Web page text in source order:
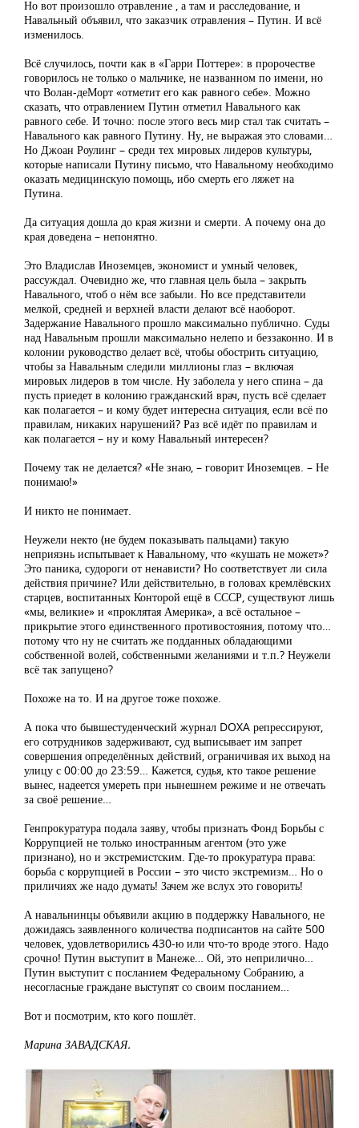
Но вот произошло отравление , а там и расследование, и
Навальный объявил, что заказчик отравления – Путин. И всё
изменилось.
Всё случилось, почти как в «Гарри Поттере»: в пророчестве
говорилось не только о мальчике, не названном по имени, но
что Волан-деМорт «отметит его как равного себе». Можно
сказать, что отравлением Путин отметил Навального как
равного себе. И точно: после этого весь мир стал так считать –
Навального как равного Путину. Ну, не выражая это словами…
Но Джоан Роулинг – среди тех мировых лидеров культуры,
которые написали Путину письмо, что Навальному необходимо
оказать медицинскую помощь, ибо смерть его ляжет на
Путина.
Да ситуация дошла до края жизни и смерти. А почему она до
края доведена – непонятно.
Это Владислав Иноземцев, экономист и умный человек,
рассуждал. Очевидно же, что главная цель была – закрыть
Навального, чтоб о нём все забыли. Но все представители
мелкой, средней и верхней власти делают всё наоборот.
Задержание Навального прошло максимально публично. Суды
над Навальным прошли максимально нелепо и беззаконно. И в
колонии руководство делает всё, чтобы обострить ситуацию,
чтобы за Навальным следили миллионы глаз – включая
мировых лидеров в том числе. Ну заболела у него спина – да
пусть приедет в колонию гражданский врач, пусть всё сделает
как полагается – и кому будет интересна ситуация, если всё по
правилам, никаких нарушений? Раз всё идёт по правилам и
как полагается – ну и кому Навальный интересен?
Почему так не делается? «Не знаю, – говорит Иноземцев. – Не
понимаю!»
И никто не понимает.
Неужели некто (не будем показывать пальцами) такую
неприязнь испытывает к Навальному, что «кушать не может»?
Это паника, судороги от ненависти? Но соответствует ли сила
действия причине? Или действительно, в головах кремлёвских
старцев, воспитанных Конторой ещё в СССР, существуют лишь
«мы, великие» и «проклятая Америка», а всё остальное –
прикрытие этого единственного противостояния, потому что…
потому что ну не считать же подданных обладающими
собственной волей, собственными желаниями и т.п.? Неужели
всё так запущено?
Похоже на то. И на другое тоже похоже.
А пока что бывшестуденческий журнал DOXA репрессируют,
его сотрудников задерживают, суд выписывает им запрет
совершения определённых действий, ограничивая их выход на
улицу с 00:00 до 23:59… Кажется, судья, кто такое решение
вынес, надеется умереть при нынешнем режиме и не отвечать
за своё решение…
Генпрокуратура подала заяву, чтобы признать Фонд Борьбы с
Коррупцией не только иностранным агентом (это уже
признано), но и экстремистским. Где-то прокуратура права:
борьба с коррупцией в России – это чисто экстремизм… Но о
приличиях же надо думать! Зачем же вслух это говорить!
А навальнинцы объявили акцию в поддержку Навального, не
дожидаясь заявленного количества подписантов на сайте 500
человек, удовлетворились 430-ю или что-то вроде этого. Надо
срочно! Путин выступит в Манеже… Ой, это неприлично…
Путин выступит с посланием Федеральному Собранию, а
несогласные граждане выступят со своим посланием…
Вот и посмотрим, кто кого пошлёт.
Марина ЗАВАДСКАЯ.